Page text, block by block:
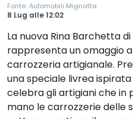
Fonte:Automobili Mignatta
8 Lug alle12:02
La nuova Rina Barchetta
rappresenta un omaggio
carrozzeria artigianale.
una speciale livrea
celebra gli artigiani che in
mano le carrozzerie delle